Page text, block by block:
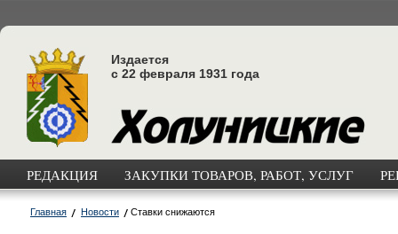
Издается
с 22 февраля 1931 года
РЕДАКЦИЯ ЗАКУПКИ ТОВАРОВ, РАБОТ, УСЛУГ
Главная Новости Ставки снижаются